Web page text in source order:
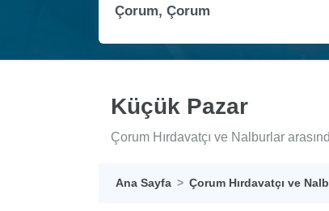
Küçük Pazar
Çorum Hırdavatçı ve Nalburlar
Ana Sayfa Çorum Hırdavatçı ve